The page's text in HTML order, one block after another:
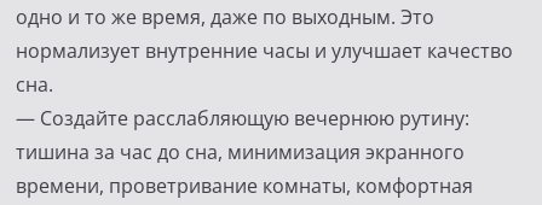
одно и то же время, даже по выходным. Это
нормализует внутренние часы и улучшает качество
сна.
— Создайте расслабляющую вечернюю рутину:
тишина за час до сна, минимизация экранного
времени, проветривание комнаты, комфортная